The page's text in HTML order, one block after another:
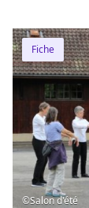
©Salon d'été
Fiche